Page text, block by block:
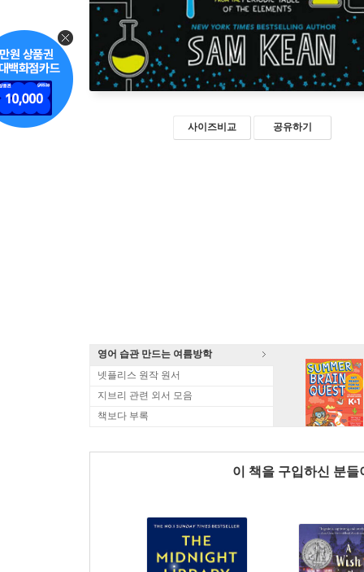
사이즈비교 공유하기
영어 습관 만드는 여름방학
넷플리스 원작 원서
지브리 관련 외서 모음
책보다 부록
이 책을 구입하신 분